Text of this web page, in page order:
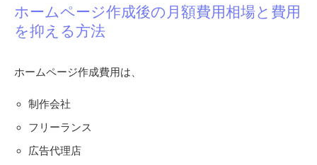
ホームページ作成後の月額費用相場と費用
を抑える方法
ホームページ作成費用は、
制作会社
フリーランス
広告代理店